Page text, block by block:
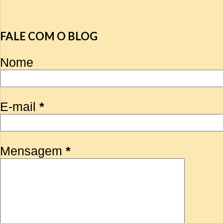
FALE COM O BLOG
Nome
E-mail *
Mensagem *